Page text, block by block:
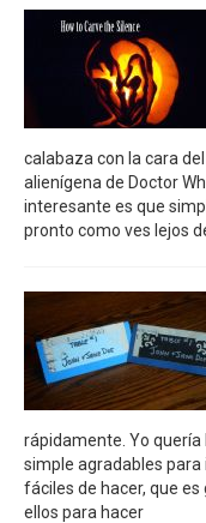
calabaza con la cara
alienígena de Doctor
interesante es que
pronto como ves lejos
rápidamente. Yo
simple agradables para
fáciles de hacer, que
ellos para hacer